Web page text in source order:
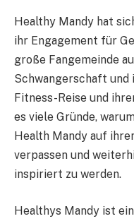
Healthy Mandy hat
ihr Engagement für
große Fangemeinde
Schwangerschaft und
Fitness-Reise und
es viele Gründe,
Health Mandy auf
verpassen und
inspiriert zu werden.
Healthys Mandy ist